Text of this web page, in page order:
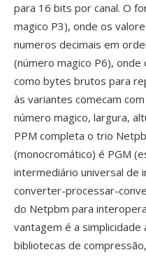
para 16 bits por canal. O
magico P3), onde os
numeros decimais em
(número magico P6),
como bytes brutos para
às variantes comecam
número magico, largura,
PPM completa o trio
(monocromático) é PGM
intermediário universal de
converter-processar-
do Netpbm para
vantagem é a
bibliotecas de